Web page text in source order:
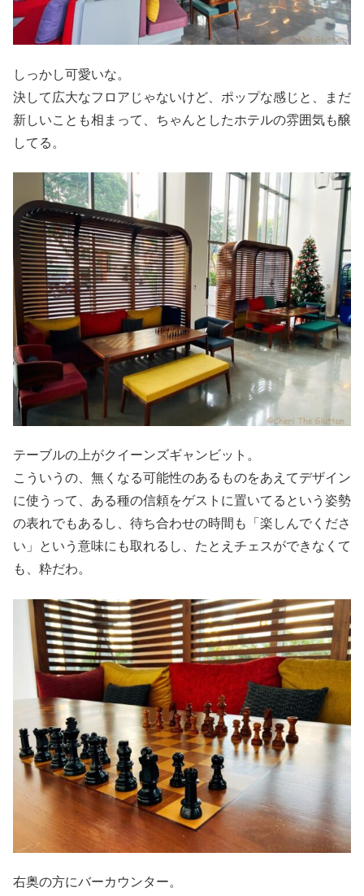
しっかし可愛いな。
決して広大なフロアじゃないけど、ポップな感じと、まだ
新しいことも相まって、ちゃんとしたホテルの雰囲気も醸
してる。
テーブルの上がクイーンズギャンビット。
こういうの、無くなる可能性のあるものをあえてデザイン
に使うって、ある種の信頼をゲストに置いてるという姿勢
の表れでもあるし、待ち合わせの時間も「楽しんでくださ
い」という意味にも取れるし、たとえチェスができなくて
も、粋だわ。
右奥の方にバーカウンター。